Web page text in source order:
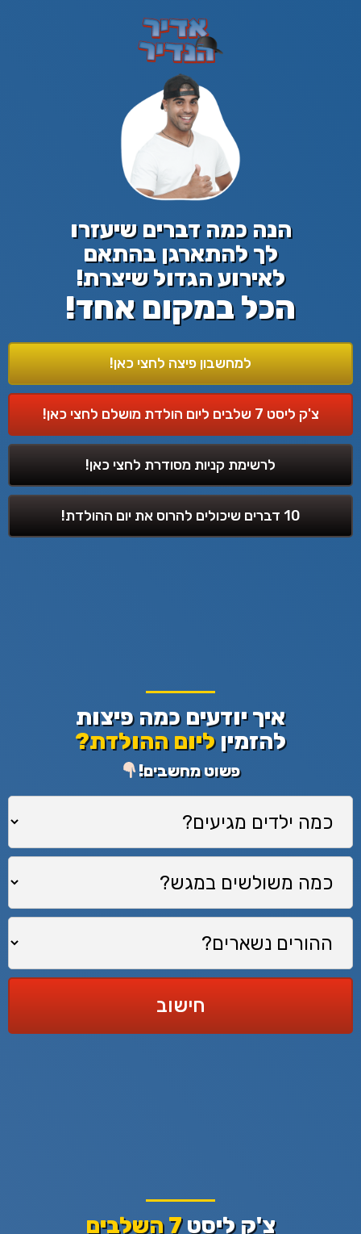
הנה כמה דברים שיעזרו
לך להתארגן בהתאם
לאירוע הגדול שיצרת!
הכל במקום אחד!
למחשבון פיצה לחצי כאן!
צ'ק ליסט 7 שלבים ליום הולדת מושלם לחצי כאן!
לרשימת קניות מסודרת לחצי כאן!
10 דברים שיכולים להרוס את יום ההולדת!
איך יודעים כמה פיצות
להזמיןליום ההולדת?
פשוט מחשבים!
צ'ק ליסט7 השלבים